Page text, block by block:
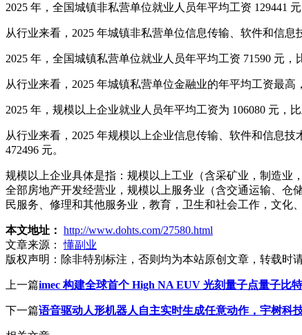
2025 年，全国城镇非私营单位就业人员年平均工资 129441
从行业来看，2025 年城镇非私营单位信息传输、软件和信
2025 年，全国城镇私营单位就业人员年平均工资 71590 元，
从行业来看，2025 年城镇私营单位金融业的年平均工资最高
2025 年，规模以上企业就业人员年平均工资为 106080 元，
从行业来看，2025 年规模以上企业信息传输、软件和信息
472496 元。
规模以上企业具体是指：规模以上工业（含采矿业，制造业
全部房地产开发经营业，规模以上服务业（含交通运输、仓
民服务、修理和其他服务业，教育，卫生和社会工作，文化
本文地址： http://www.dohts.com/27580.html
文章来源：
懂副业
版权声明： 除非特别标注，否则均为本站原创文章，转载时
上一篇imec 构建全球首个 High NA EUV 光刻量子点量子比
下一篇语音驱动人形机器人自主实时生成任意动作，宇树科